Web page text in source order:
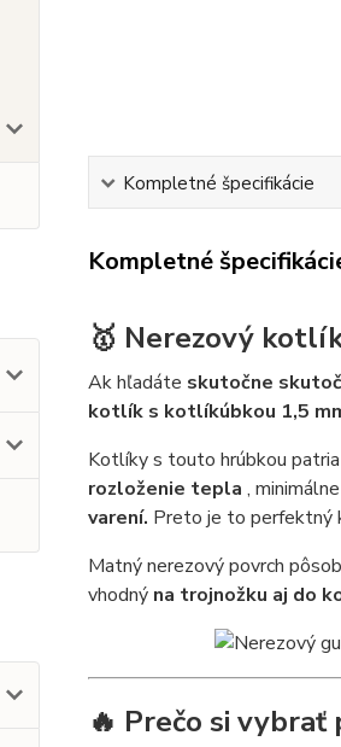
Kompletné špecifikácie
Kompletné
🥇 Nerezový
Ak hľadáte skutočne
kotlík s kotlíkúbkou 1,5
Kotlíky s touto hrúbkou
rozloženie tepla ,
varení. Preto je to perfektný
Matný nerezový povrch
vhodný na trojnožku aj do
🔥 Prečo si